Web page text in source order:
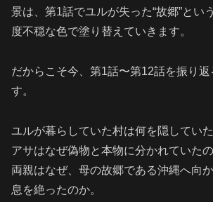
景は、第1話でユルが失った“故郷”とい
度不穏な色で塗り替えていきます。
だからこそ今、第1話〜第12話を振り返
す。
ユルが暮らしていた村は何を隠していた
アサはなぜ偽物と本物に分かれていたの
両親はなぜ、母の故郷である沖縄へ向
息を絶ったのか。